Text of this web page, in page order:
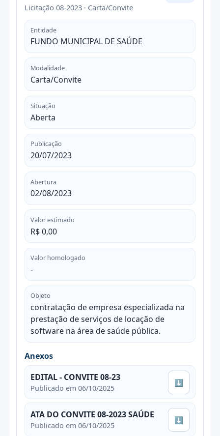
Licitação 08-2023 · Carta/Convite
Entidade
FUNDO MUNICIPAL DE SAÚDE
Modalidade
Carta/Convite
Situação
Aberta
Publicação
20/07/2023
Abertura
02/08/2023
Valor estimado
R$ 0,00
Valor homologado
-
Objeto
contratação de empresa especializada na
prestação de serviços de locação de
software na área de saúde pública.
Anexos
EDITAL - CONVITE 08-23
Publicado em 06/10/2025
⬇
ATA DO CONVITE 08-2023 SAÚDE
Publicado em 06/10/2025
⬇